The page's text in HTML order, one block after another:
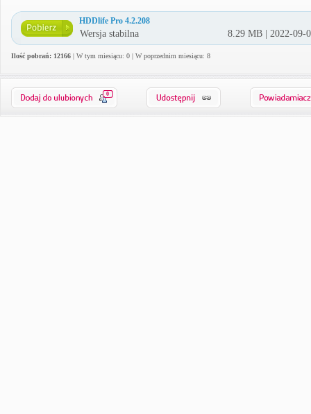
HDDlife Pro 4.2.208
Wersja stabilna 8.29 MB | 2022-09-
Ilość pobrań: 12166 | W tym miesiącu: 0 | W poprzednim miesiącu: 8
0